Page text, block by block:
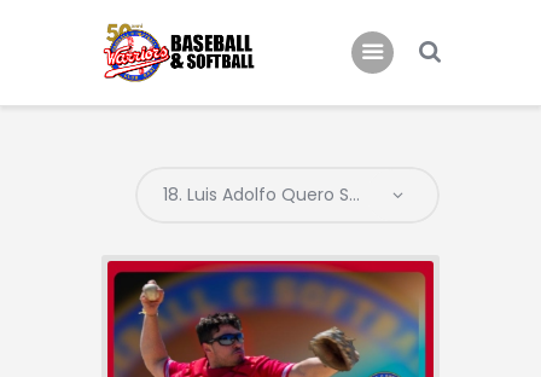
Home
B.C. Bari Warriors
Galleria Warriors
Contatti